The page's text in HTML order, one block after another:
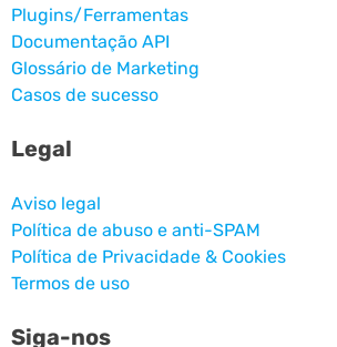
Plugins/Ferramentas
Documentação API
Glossário de Marketing
Casos de sucesso
Legal
Aviso legal
Política de abuso e anti-SPAM
Política de Privacidade & Cookies
Termos de uso
Siga-nos